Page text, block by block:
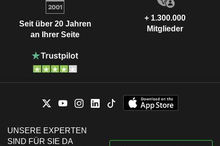
Seit über 20 Jahren
an Ihrer Seite
+ 1.300.000
Mitglieder
UNSERE EXPERTEN
SIND FÜR SIE DA